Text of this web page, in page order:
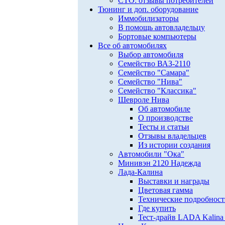
Тюнинг и доп. оборудование
Иммобилизаторы
В помощь автовладельцу
Бортовые компьютеры
Все об автомобилях
Выбор автомобиля
Семейство ВАЗ-2110
Семейство "Самара"
Семейство "Нива"
Семейство "Классика"
Шевроле Нива
Об автомобиле
О производстве
Тесты и статьи
Отзывы владельцев
Из истории создания
Автомобили "Ока"
Минивэн 2120 Надежда
Лада-Калина
Выставки и награды
Цветовая гамма
Технические
Где купить
Тест-драйв LADA Kalina